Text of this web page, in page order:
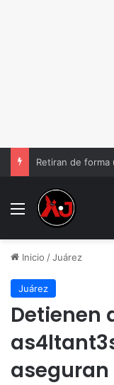
Menu
Inicio /Juárez
Juárez
Detienen
aseguran